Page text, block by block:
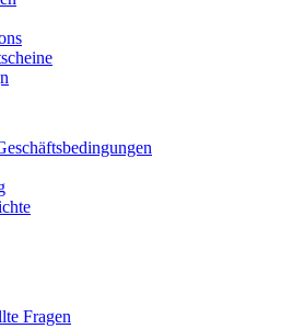
Fragen